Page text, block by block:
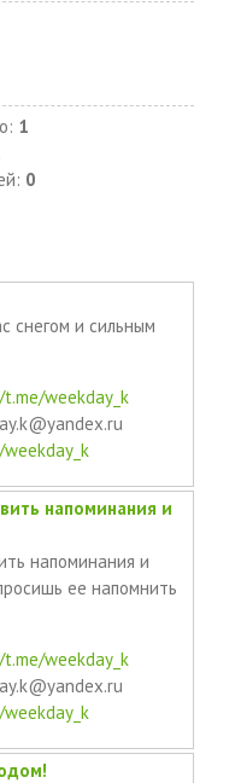
1
0
снегом и сильным
weekday_k
напоминания и
напоминания и
ее напомнить
weekday_k